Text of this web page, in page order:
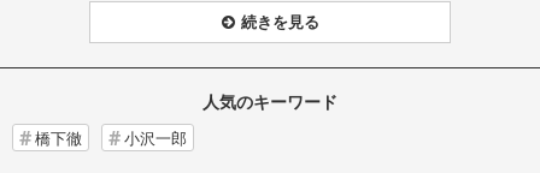
続きを見る
人気のキーワード
橋下徹 小沢一郎